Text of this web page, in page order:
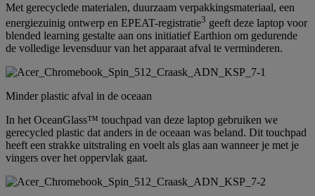
Met gerecyclede materialen, duurzaam verpakkingsmateriaal, een
energiezuinig ontwerp en EPEAT-registratie3 geeft deze laptop voor
blended learning gestalte aan ons initiatief Earthion om gedurende
de volledige levensduur van het apparaat afval te verminderen.
Minder plastic afval in de oceaan
In het OceanGlass™ touchpad van deze laptop gebruiken we
gerecycled plastic dat anders in de oceaan was beland. Dit touchpad
heeft een strakke uitstraling en voelt als glas aan wanneer je met je
vingers over het oppervlak gaat.